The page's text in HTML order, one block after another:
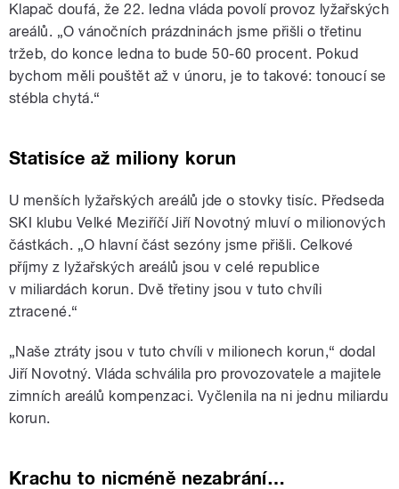
Klapač doufá, že 22. ledna vláda povolí provoz lyžařských
areálů. „O vánočních prázdninách jsme přišli o třetinu
tržeb, do konce ledna to bude 50-60 procent. Pokud
bychom měli pouštět až v únoru, je to takové: tonoucí se
stébla chytá.“
Statisíce až miliony korun
U menších lyžařských areálů jde o stovky tisíc. Předseda
SKI klubu Velké Meziříčí Jiří Novotný mluví o milionových
částkách. „O hlavní část sezóny jsme přišli. Celkové
příjmy z lyžařských areálů jsou v celé republice
v miliardách korun. Dvě třetiny jsou v tuto chvíli
ztracené.“
„Naše ztráty jsou v tuto chvíli v milionech korun,“ dodal
Jiří Novotný. Vláda schválila pro provozovatele a majitele
zimních areálů kompenzaci. Vyčlenila na ni jednu miliardu
korun.
Krachu to nicméně nezabrání…